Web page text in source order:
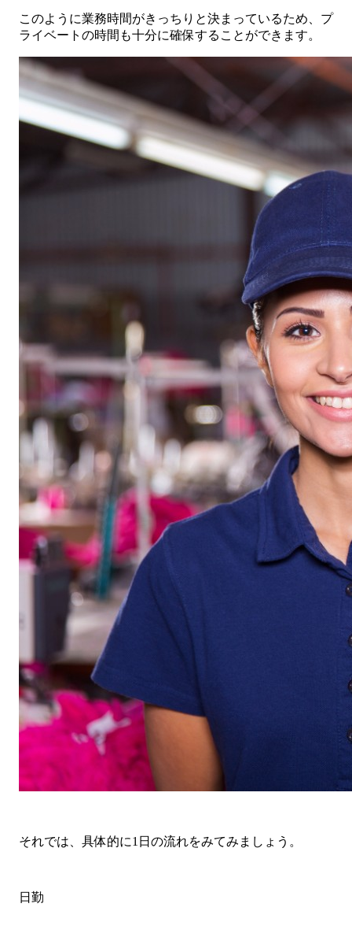
このように業務時間がきっちりと決まっているため、プ
ライベートの時間も十分に確保することができます。
それでは、具体的に1日の流れをみてみましょう。
日勤